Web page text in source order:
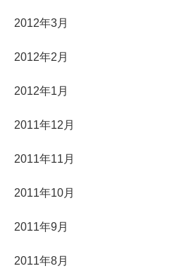
2012年3月
2012年2月
2012年1月
2011年12月
2011年11月
2011年10月
2011年9月
2011年8月